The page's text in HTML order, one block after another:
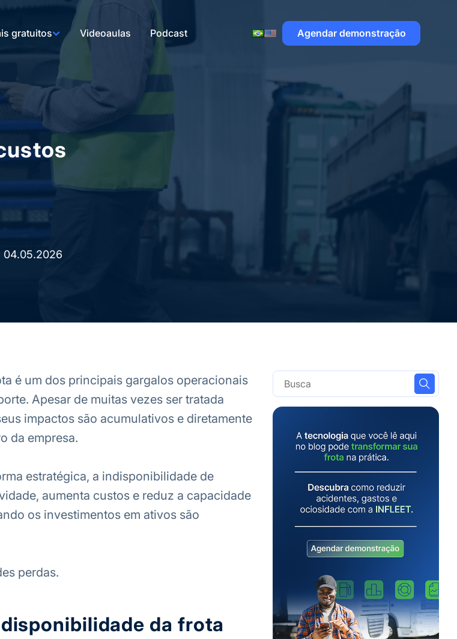
gratuitos Videoaulas Podcast Agendar demonstração
04.05.2026
é um dos principais gargalos operacionais
Apesar de muitas vezes ser tratada
impactos são acumulativos e diretamente
da empresa.
estratégica, a indisponibilidade de
aumenta custos e reduz a capacidade
os investimentos em ativos são
perdas.
da frota